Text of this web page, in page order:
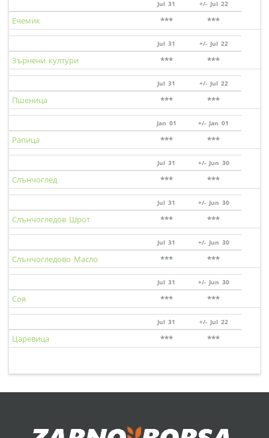
Jul 31 +/- Jul 22
Ечемик *** ***
Jul 31 +/- Jul 22
Зърнени култури *** ***
Jul 31 +/- Jul 22
Пшеница *** ***
Jan 01 +/- Jan 01
Рапица *** ***
Jul 31 +/- Jun 30
Слънчоглед *** ***
Jul 31 +/- Jun 30
Слънчогледов Шрот *** ***
Jul 31 +/- Jun 30
Слънчогледово Масло *** ***
Jul 31 +/- Jun 30
Соя *** ***
Jul 31 +/- Jul 22
Царевица *** ***